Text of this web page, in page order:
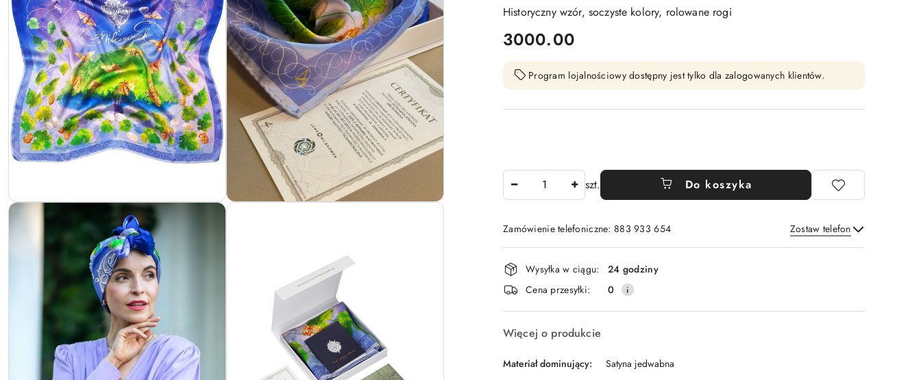
Historyczny wzór, soczyste kolory, rolowane rogi
cena:
3000.00
Program lojalnościowy dostępny jest tylko dla zalogowanych klientów.
szt. Do koszyka
Zamówienie telefoniczne: 883 933 654 Zostaw telefon
Wyślij
Dostępność
i
dostawa
Wysyłka w ciągu:
24 godziny
Cena przesyłki:
0
Więcej o produkcie
Materiał dominujący:
Satyna jedwabna